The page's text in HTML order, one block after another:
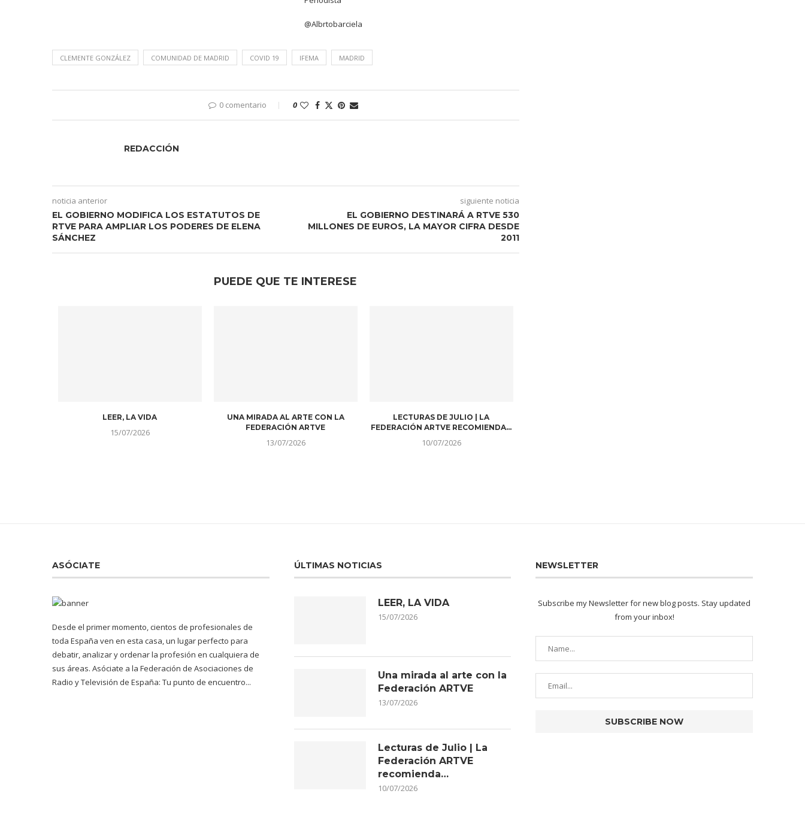
@Albrtobarciela
CLEMENTE GONZÁLEZ COMUNIDAD DE MADRID COVID 19 IFEMA MADRID
0 comentario 0
REDACCIÓN
noticia anterior
EL GOBIERNO MODIFICA LOS ESTATUTOS DE
RTVE PARA AMPLIAR LOS PODERES DE ELENA
SÁNCHEZ
siguiente noticia
EL GOBIERNO DESTINARÁ A RTVE 530
MILLONES DE EUROS, LA MAYOR CIFRA DESDE
2011
PUEDE QUE TE INTERESE
LEER, LA VIDA
15/07/2026
UNA MIRADA AL ARTE CON LA
FEDERACIÓN ARTVE
13/07/2026
LECTURAS DE JULIO | LA
FEDERACIÓN ARTVE RECOMIENDA…
10/07/2026
ASÓCIATE
Desde el primer momento, cientos de profesionales de
toda España ven en esta casa, un lugar perfecto para
debatir, analizar y ordenar la profesión en cualquiera de
sus áreas. Asóciate a la Federación de Asociaciones de
Radio y Televisión de España: Tu punto de encuentro...
ÚLTIMAS NOTICIAS
LEER, LA VIDA
15/07/2026
Una mirada al arte con la
Federación ARTVE
13/07/2026
Lecturas de Julio | La
Federación ARTVE
recomienda…
10/07/2026
NEWSLETTER
Subscribe my Newsletter for new blog posts. Stay updated
from your inbox!